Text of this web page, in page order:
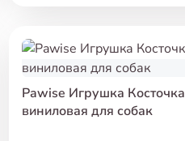
Pawise Игрушка Косточка
виниловая для собак